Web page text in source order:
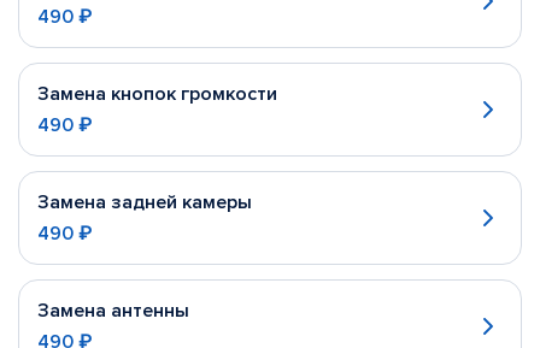
490 ₽
Замена кнопок громкости
490 ₽
Замена задней камеры
490 ₽
Замена антенны
490 ₽